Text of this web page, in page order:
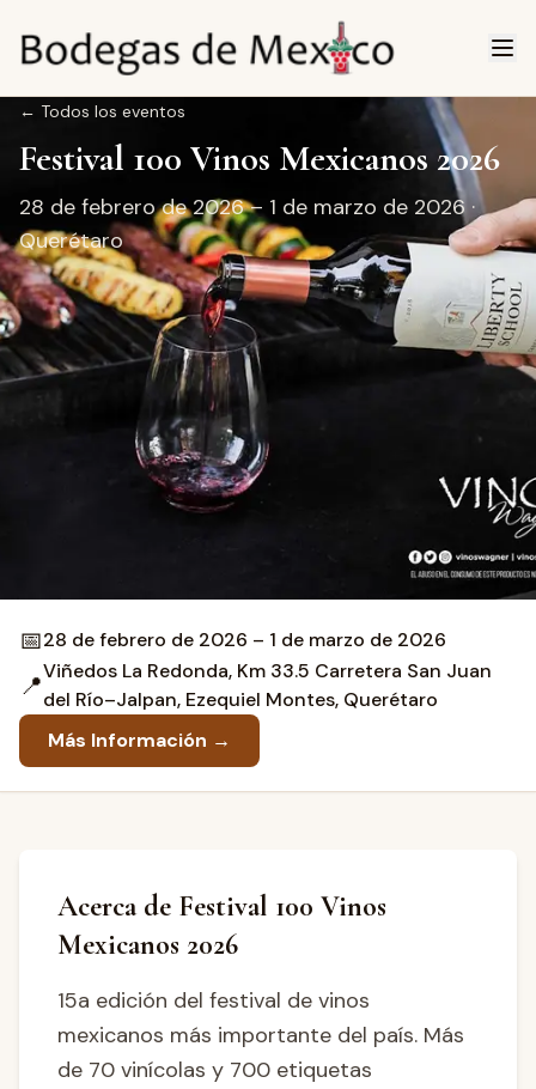
← Todos los eventos
Festival 100 Vinos Mexicanos 2026
28 de febrero de 2026 – 1 de marzo de 2026 ·
Querétaro
📅28 de febrero de 2026 – 1 de marzo de 2026
📍Viñedos La Redonda, Km 33.5 Carretera San Juan
del Río–Jalpan, Ezequiel Montes, Querétaro
Más Información →
Acerca de Festival 100 Vinos
Mexicanos 2026
15a edición del festival de vinos
mexicanos más importante del país. Más
de 70 vinícolas y 700 etiquetas